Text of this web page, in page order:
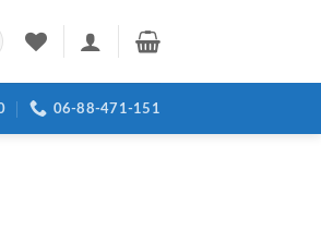
06-88-471-151